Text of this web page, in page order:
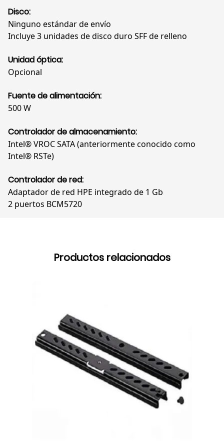
Disco:
Ninguno estándar de envío
Incluye 3 unidades de disco duro SFF de relleno
Unidad óptica:
Opcional
Fuente de alimentación:
500 W
Controlador de almacenamiento:
Intel® VROC SATA (anteriormente conocido como
Intel® RSTe)
Controlador de red:
Adaptador de red HPE integrado de 1 Gb
2 puertos BCM5720
Productos relacionados